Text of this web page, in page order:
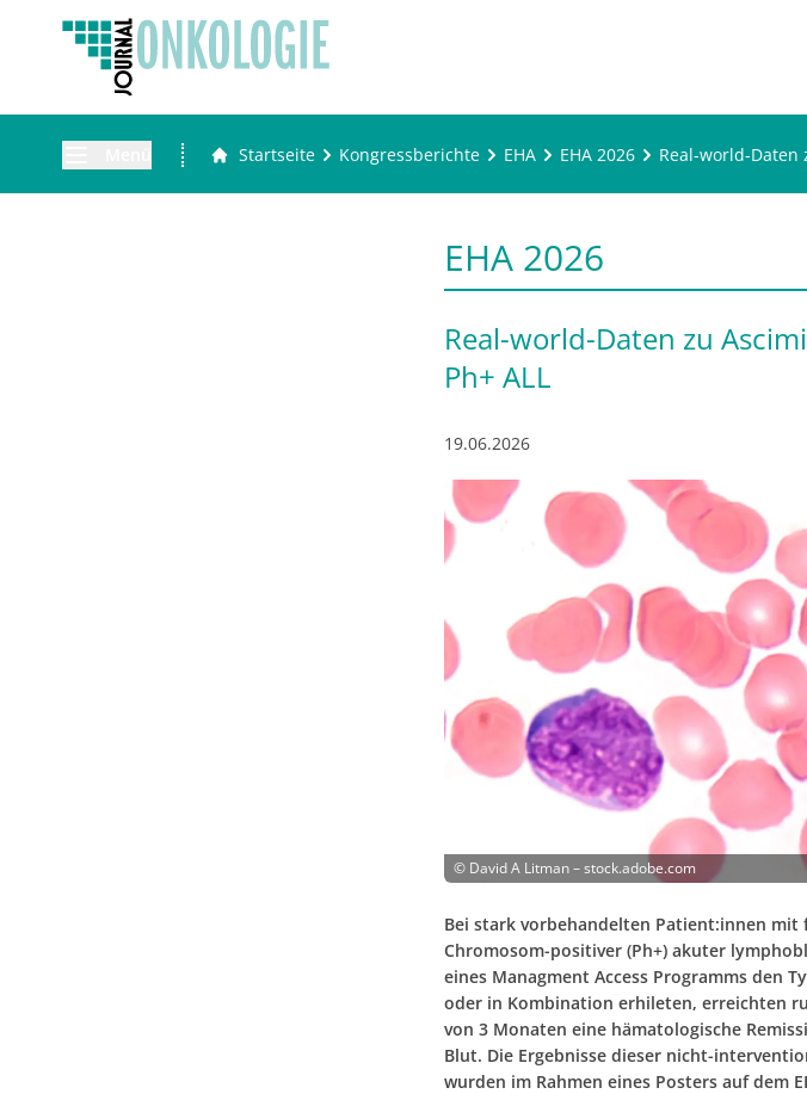
Startseite Kongressberichte EHA EHA 2026 Real-world-Daten
EHA 2026
Real-world-Daten zu
Ph+ ALL
19.06.2026
© David A Litman – stock.adobe.com
Bei stark vorbehandelten Patient:innen
Chromosom-positiver (Ph+) akuter
eines Managment Access Programms den
oder in Kombination erhileten, erreichten
von 3 Monaten eine hämatologische
Blut. Die Ergebnisse dieser nicht-
wurden im Rahmen eines Posters auf dem